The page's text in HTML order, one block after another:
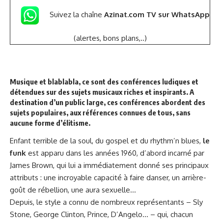
Suivez la chaîne Azinat.com TV sur WhatsApp
(alertes, bons plans,..)
Musique et blablabla, ce sont des conférences ludiques et
détendues sur des sujets musicaux riches et inspirants. A
destination d’un public large, ces conférences abordent des
sujets populaires, aux références connues de tous, sans
aucune forme d’élitisme.
Enfant terrible de la soul, du gospel et du rhythm’n blues, le
funk est apparu dans les années 1960, d’abord incarné par
James Brown, qui lui a immédiatement donné ses principaux
attributs : une incroyable capacité à faire danser, un arrière-
goût de rébellion, une aura sexuelle…
Depuis, le style a connu de nombreux représentants – Sly
Stone, George Clinton, Prince, D’Angelo… – qui, chacun